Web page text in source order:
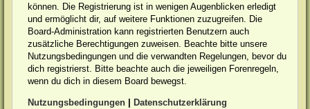
können. Die Registrierung ist in wenigen Augenblicken erledigt
und ermöglicht dir, auf weitere Funktionen zuzugreifen. Die
Board-Administration kann registrierten Benutzern auch
zusätzliche Berechtigungen zuweisen. Beachte bitte unsere
Nutzungsbedingungen und die verwandten Regelungen, bevor du
dich registrierst. Bitte beachte auch die jeweiligen Forenregeln,
wenn du dich in diesem Board bewegst.
Nutzungsbedingungen Datenschutzerklärung